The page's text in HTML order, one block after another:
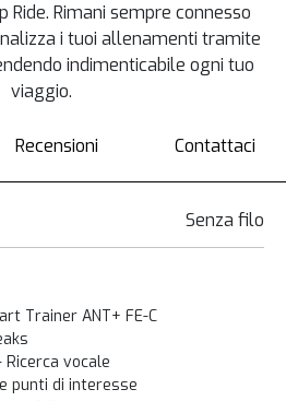
Ride. Rimani sempre connesso
i tuoi allenamenti tramite
indimenticabile ogni tuo
viaggio.
Recensioni Contattaci
Senza filo
Trainer ANT+ FE-C
vocale
punti di interesse